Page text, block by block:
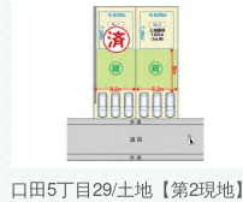
口田5丁目29/土地【第2現地】